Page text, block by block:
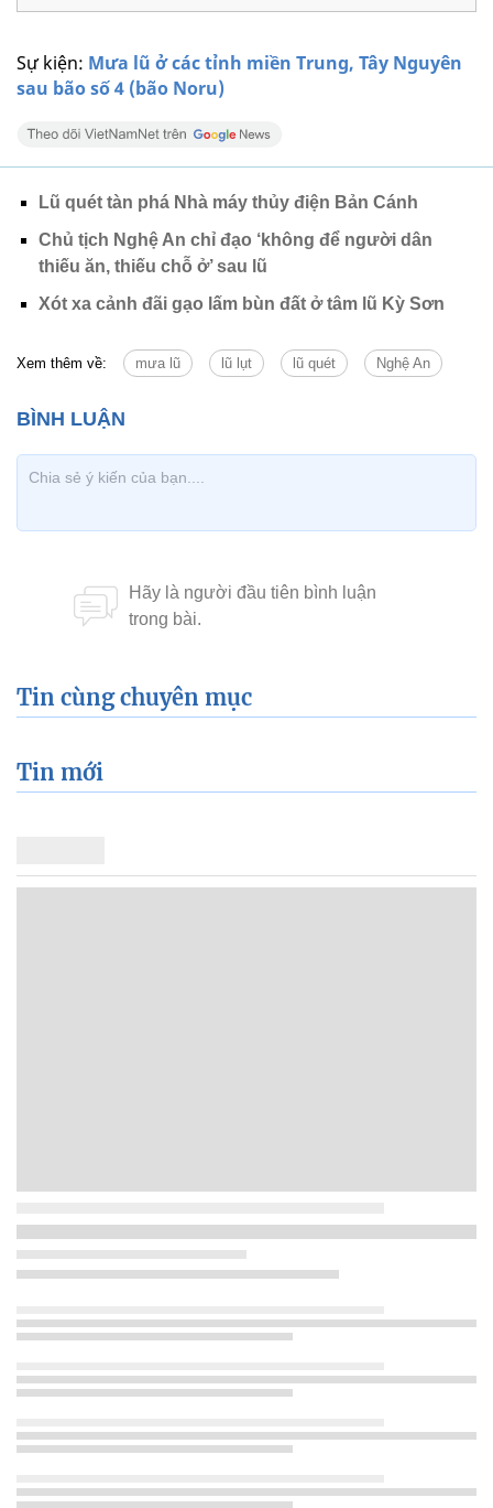
Sự kiện: Mưa lũ ở các tỉnh miền Trung, Tây Nguyên
sau bão số 4 (bão Noru)
Lũ quét tàn phá Nhà máy thủy điện Bản Cánh
Chủ tịch Nghệ An chỉ đạo ‘không để người dân
thiếu ăn, thiếu chỗ ở’ sau lũ
Xót xa cảnh đãi gạo lấm bùn đất ở tâm lũ Kỳ Sơn
Xem thêm về: mưa lũ lũ lụt lũ quét Nghệ An
Tin cùng chuyên mục
Tin mới